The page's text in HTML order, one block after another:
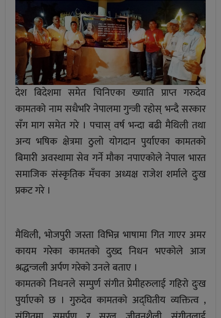
देश बिदेशमा समेत चिनिएका ख्याति प्राप्त गरुदेव
कामतको नाम सधैभरि नेपालमा गुन्जी रहोस् भन्दै सरकार
सँग माग समेत गरे । पचास् वर्ष भन्दा बढी मैथिली तथा
अन्य भषिक क्षेत्रमा ठुलो योगदान पुर्याएका कामतको
बिमारी अवस्थामा सेव गर्ने मौका नपाएकोले नेपाल भारत
समाजिक संस्कृतिक मँचका अध्यक्ष राजेश शर्माले दुःख
प्रकट गरे ।
मैथिली, भोजपुरी जस्ता विभिन्न भाषामा गित गाएर अमर
कायम गरेका कामतको दुख्द निधन भएकोले आज
श्रद्धन्जली अर्पण गरेको उनले बताए ।
कामतको निधनले सम्पुर्ण संगीत प्रेमीहरुलाई गहिरो दुःख
पुर्याएको छ । गुरुदेव कामतको अद्घितीय व्यक्तित्व ,